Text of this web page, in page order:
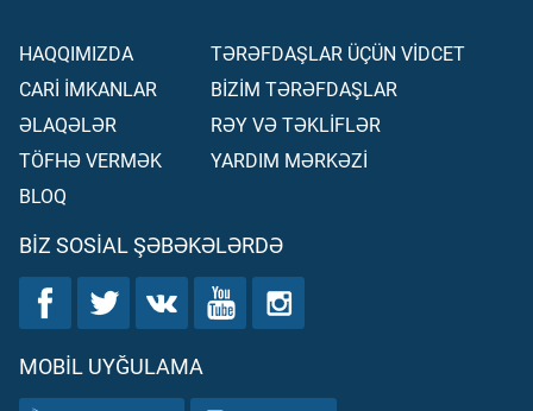
HAQQIMIZDA
CARİ İMKANLAR
ƏLAQƏLƏR
TÖFHƏ VERMƏK
BLOQ
TƏRƏFDAŞLAR ÜÇÜN VİDCET
BİZİM TƏRƏFDAŞLAR
RƏY VƏ TƏKLİFLƏR
YARDIM MƏRKƏZİ
BIZ SOSIAL ŞƏBƏKƏLƏRDƏ
MOBIL UYĞULAMA